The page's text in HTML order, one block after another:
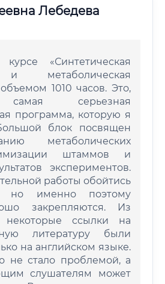
Лебедева
«Синтетическая
метаболическая
1010 часов. Это,
серьезная
программа, которую я
блок посвящен
метаболических
штаммов и
экспериментов.
работы обойтись
но именно поэтому
закрепляются. Из
ссылки на
литературу были
на английском языке.
не стало проблемой, а
слушателям может